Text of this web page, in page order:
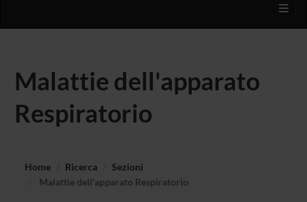
Malattie dell'apparato
Respiratorio
Home Ricerca
Sezioni
Malattie dell'apparato Respiratorio